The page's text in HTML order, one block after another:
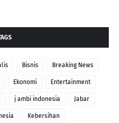
Bisnis Breaking News
Ekonomi Entertainment
j ambi indonesia Jabar
Kebersihan